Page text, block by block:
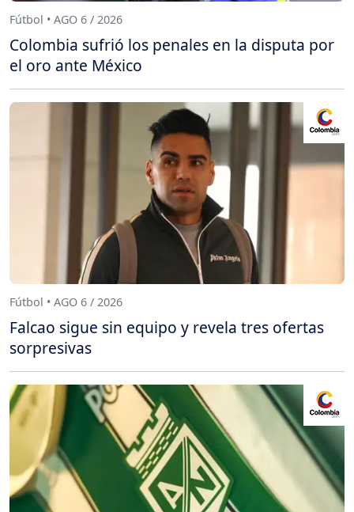
Fútbol • AGO 6 / 2026
Colombia sufrió los penales en la disputa por
el oro ante México
Fútbol • AGO 6 / 2026
Falcao sigue sin equipo y revela tres ofertas
sorpresivas